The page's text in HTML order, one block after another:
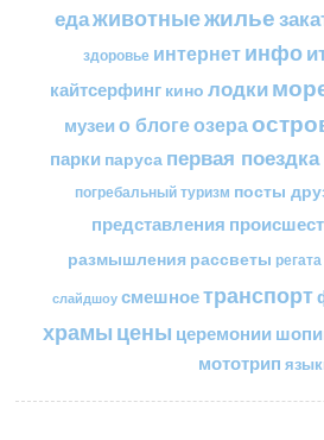
едаживотныежилье
здоровье интернетинфо
кайтсерфинг кино лодки
музеи о блогеозера
парки паруса первая
погребальный туризм посты
представления
размышления рассветы регата
слайдшоу смешноетранспорт
храмы цены церемонии
мототрип